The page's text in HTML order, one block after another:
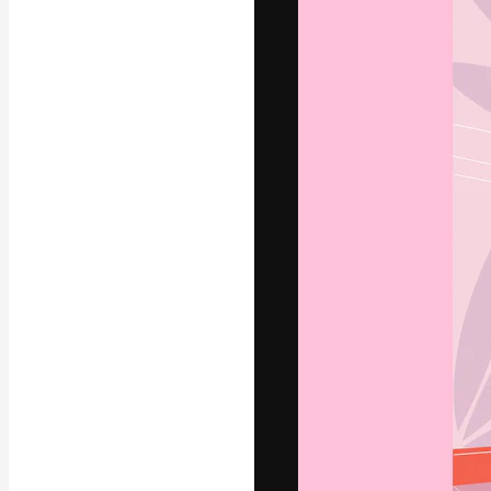
La
migliori lavori.
creativi,
Italiano